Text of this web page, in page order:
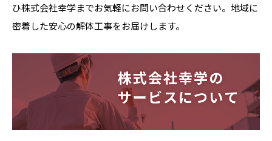
ひ株式会社幸学までお気軽にお問い合わせください。地域に
密着した安心の解体工事をお届けします。